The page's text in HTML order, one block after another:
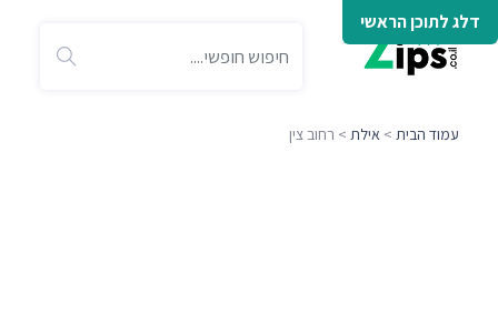
דלג לתוכן הראשי
עמוד הבית > אילת > רחוב צין